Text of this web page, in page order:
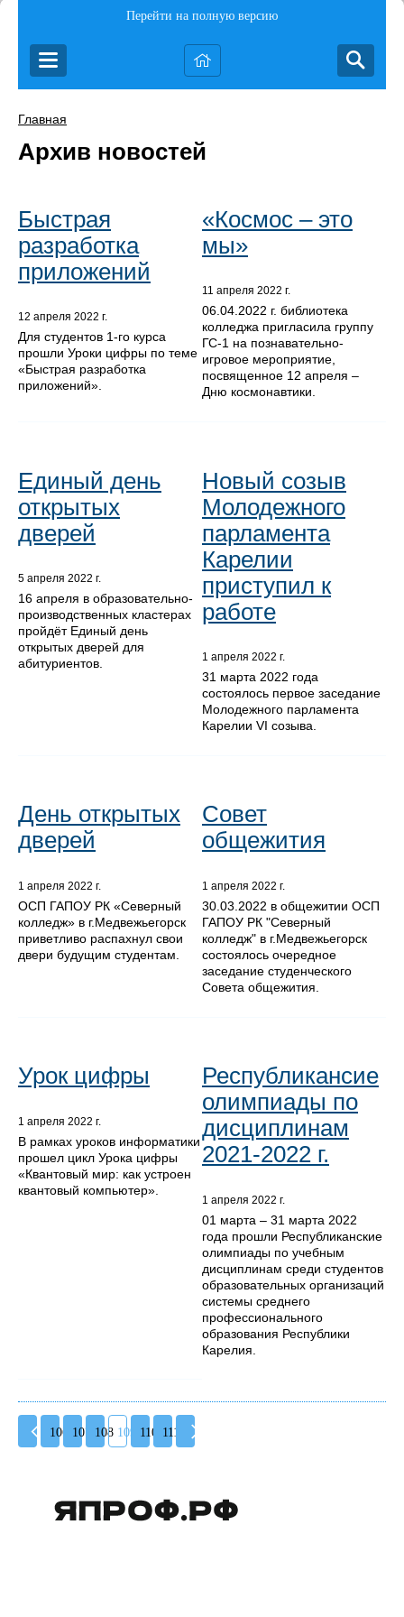
Перейти на полную версию
Главная
Архив новостей
Быстрая
разработка
приложений
12 апреля 2022 г.
Для студентов 1-го курса
прошли Уроки цифры по теме
«Быстрая разработка
приложений».
«Космос – это
мы»
11 апреля 2022 г.
06.04.2022 г. библиотека
колледжа пригласила группу
ГС-1 на познавательно-
игровое мероприятие,
посвященное 12 апреля –
Дню космонавтики.
Единый день
открытых
дверей
5 апреля 2022 г.
16 апреля в образовательно-
производственных кластерах
пройдёт Единый день
открытых дверей для
абитуриентов.
Новый созыв
Молодежного
парламента
Карелии
приступил к
работе
1 апреля 2022 г.
31 марта 2022 года
состоялось первое заседание
Молодежного парламента
Карелии VI созыва.
День открытых
дверей
1 апреля 2022 г.
ОСП ГАПОУ РК «Северный
колледж» в г.Медвежьегорск
приветливо распахнул свои
двери будущим студентам.
Совет
общежития
1 апреля 2022 г.
30.03.2022 в общежитии ОСП
ГАПОУ РК "Северный
колледж" в г.Медвежьегорск
состоялось очередное
заседание студенческого
Совета общежития.
Урок цифры
1 апреля 2022 г.
В рамках уроков информатики
прошел цикл Урока цифры
«Квантовый мир: как устроен
квантовый компьютер».
Республикансие
олимпиады по
дисциплинам
2021-2022 г.
1 апреля 2022 г.
01 марта – 31 марта 2022
года прошли Республиканские
олимпиады по учебным
дисциплинам среди студентов
образовательных организаций
системы среднего
профессионального
образования Республики
Карелия.
106 107 108 109 110 111